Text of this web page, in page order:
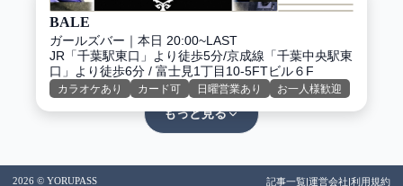
Army
LASTまで営業
迷彩姿のキャストが迎える非日常のミリタリーガー
ルズバー
れさせる別世界
BALE
ガールズバー ｜ 本日 20:00~LAST
JR「千葉駅東口」より徒歩5分/京成線「千葉中央駅東
口」より徒歩6分 / 富士見1丁目10-5FTビル６F
カラオケあり カード可 日曜営業あり お一人様歓迎
もっと見る
2026 © YORUPASS 記事一覧|運営会社|利用規約